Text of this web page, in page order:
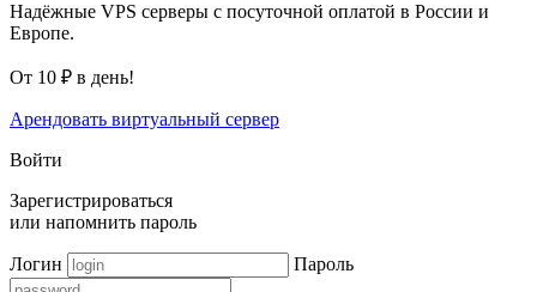
Надёжные VPS серверы с посуточной оплатой в России и
Европе.
От 10 ₽ в день!
Арендовать виртуальный сервер
Войти
Зарегистрироваться
или напомнить пароль
Логин Пароль